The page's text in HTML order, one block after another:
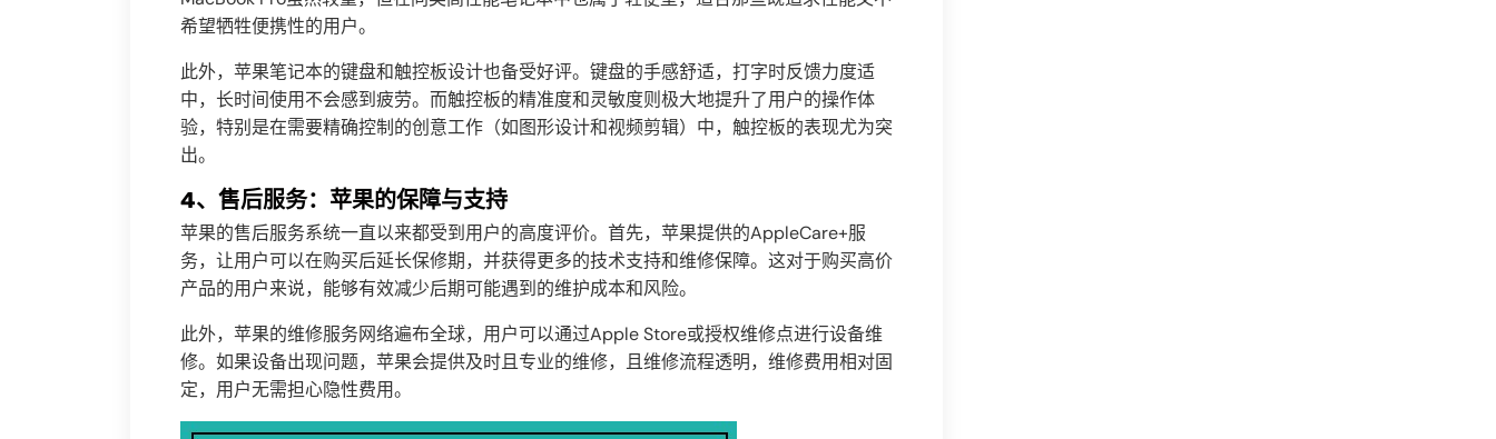
希望牺牲便携性的用户。
此外，苹果笔记本的键盘和触控板设计也备受好评。键盘的手感舒适，打字时反馈力度适
中，长时间使用不会感到疲劳。而触控板的精准度和灵敏度则极大地提升了用户的操作体
验，特别是在需要精确控制的创意工作（如图形设计和视频剪辑）中，触控板的表现尤为突
出。
4、售后服务：苹果的保障与支持
苹果的售后服务系统一直以来都受到用户的高度评价。首先，苹果提供的AppleCare+服
务，让用户可以在购买后延长保修期，并获得更多的技术支持和维修保障。这对于购买高价
产品的用户来说，能够有效减少后期可能遇到的维护成本和风险。
此外，苹果的维修服务网络遍布全球，用户可以通过Apple Store或授权维修点进行设备维
修。如果设备出现问题，苹果会提供及时且专业的维修，且维修流程透明，维修费用相对固
定，用户无需担心隐性费用。